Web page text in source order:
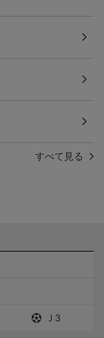
すべて見る
Ｊ3